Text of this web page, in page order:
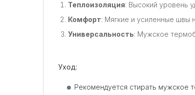
Теплоизоляция: Высокий уровень
Комфорт: Мягкие и усиленные швы
Универсальность: Мужское
Уход:
Рекомендуется стирать мужское